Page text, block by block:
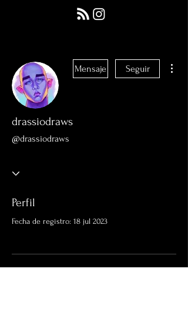
Mensaje Seguir
drassiodraws
@drassiodraws
Perfil
Fecha de registro: 18 jul 2023